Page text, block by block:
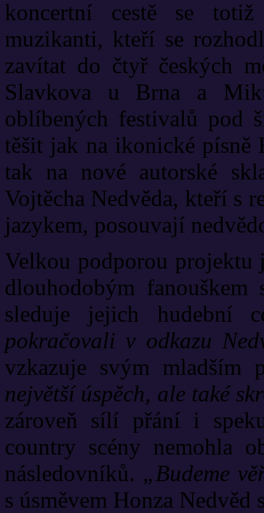
koncertní cestě se
muzikanti, kteří se
zavítat do čtyř českých
Slavkova u Brna a
oblíbených festivalů pod
těšit jak na ikonické písně
tak na nové autorské
Vojtěcha Nedvěda, kteří s
jazykem, posouvají
Velkou podporou
dlouhodobým
sleduje jejich hudební
pokračovali v odkazu
vzkazuje svým mladším
největší úspěch, ale také
zároveň sílí přání i
country scény nemohla
následovníků. „Budeme
s úsměvem Honza Nedvěd